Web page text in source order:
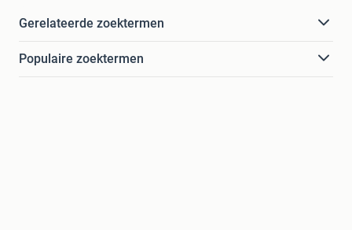
Gerelateerde zoektermen
Populaire zoektermen